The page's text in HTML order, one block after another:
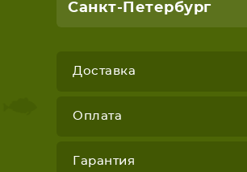
Санкт-Петербург
Доставка
Оплата
Гарантия